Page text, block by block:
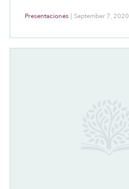
Presentaciones | September 7, 2020